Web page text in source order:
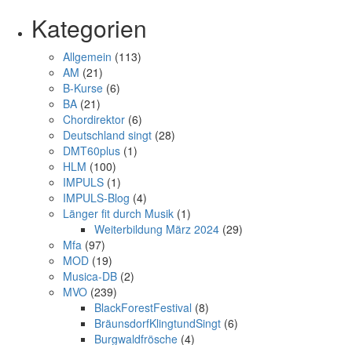
Kategorien
Allgemein (113)
AM (21)
B-Kurse (6)
BA (21)
Chordirektor (6)
Deutschland singt (28)
DMT60plus (1)
HLM (100)
IMPULS (1)
IMPULS-Blog (4)
Länger fit durch Musik (1)
Weiterbildung März 2024 (29)
Mfa (97)
MOD (19)
Musica-DB (2)
MVO (239)
BlackForestFestival (8)
BräunsdorfKlingtundSingt (6)
Burgwaldfrösche (4)